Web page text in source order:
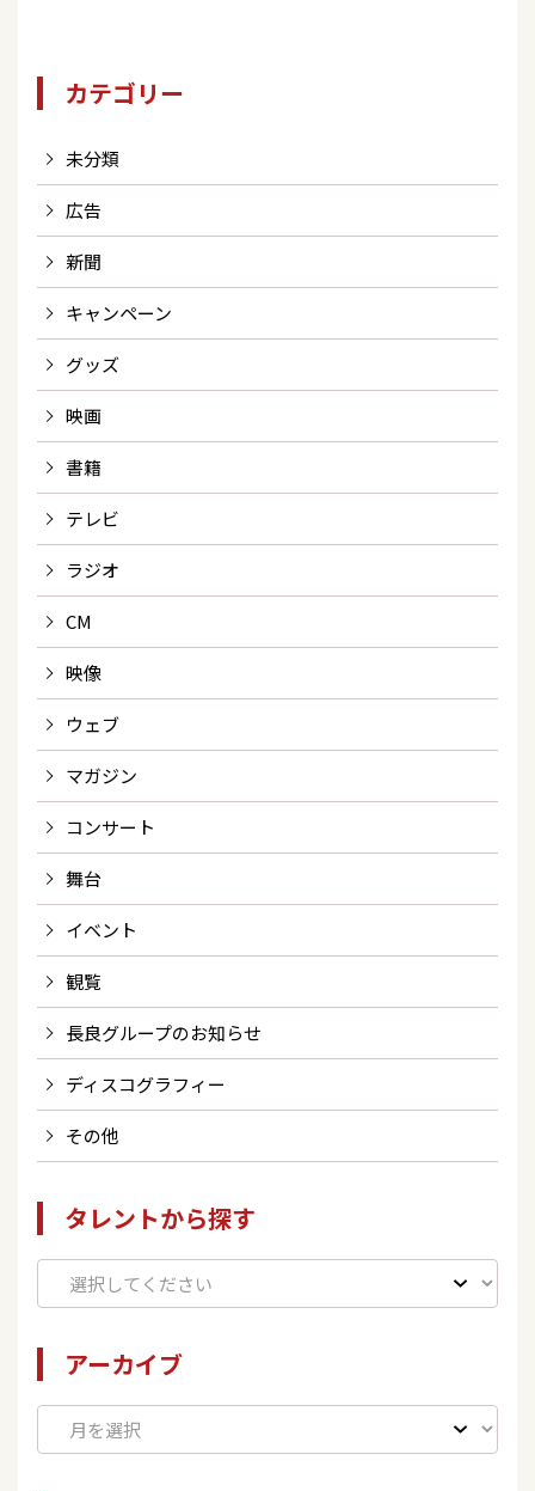
カテゴリー
未分類
広告
新聞
キャンペーン
グッズ
映画
書籍
テレビ
ラジオ
CM
映像
ウェブ
マガジン
コンサート
舞台
イベント
観覧
長良グループのお知らせ
ディスコグラフィー
その他
タレントから探す
アーカイブ